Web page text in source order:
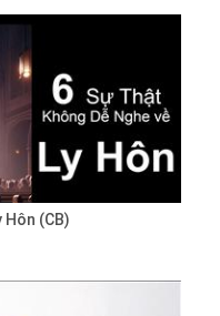
Hôn (CB)